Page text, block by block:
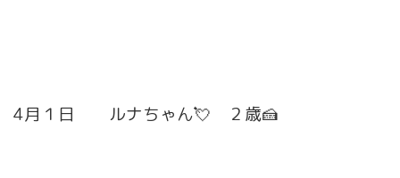
4月１日 ルナちゃん💘 ２歳🍰